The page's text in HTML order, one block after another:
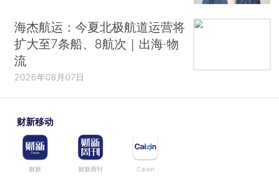
海杰航运：今夏北极航道运营将
扩大至7条船、8航次｜出海·物
流
2026年08月07日
财新移动
财新 财新周刊 Caixin